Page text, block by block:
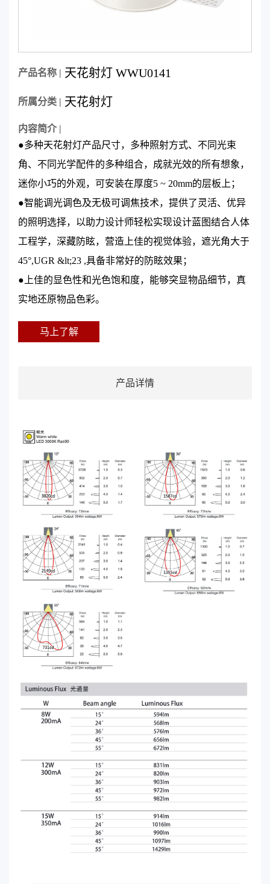
产品名称 | 天花射灯 WWU0141
所属分类 | 天花射灯
内容简介 |
●多种天花射灯产品尺寸，多种照射方式、不同光束
角、不同光学配件的多种组合，成就光效的所有想象，
迷你小巧的外观，可安装在厚度5 ~ 20mm的层板上；
●智能调光调色及无极可调焦技术，提供了灵活、优异
的照明选择，以助力设计师轻松实现设计蓝图结合人体
工程学，深藏防眩，营造上佳的视觉体验，遮光角大于
45°,UGR &lt;23 ,具备非常好的防眩效果；
●上佳的显色性和光色饱和度，能够突显物品细节，真
实地还原物品色彩。
马上了解
产品详情